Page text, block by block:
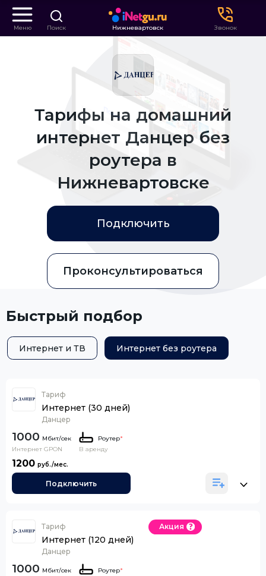
Меню Поиск Нижневартовск Звонок
Тарифы на домашний
интернет Данцер без
роутера в
Нижневартовске
Подключить
Проконсультироваться
Быстрый подбор
Интернет и ТВ Интернет без роутера
Тариф
Интернет (30 дней)
Данцер
1000
Интернет GPON
Роутер*
В аренду
1200
Подключить
Тариф
Интернет (120 дней)
Данцер
Акция
1000 Роутер*